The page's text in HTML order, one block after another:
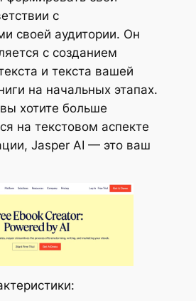
с
своей аудитории. Он
с созданием
и текста вашей
на начальных этапах.
хотите больше
на текстовом аспекте
Jasper AI — это ваш